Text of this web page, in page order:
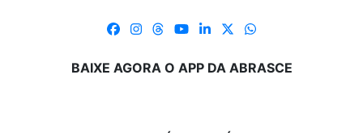
BAIXE AGORA O APP DA ABRASCE